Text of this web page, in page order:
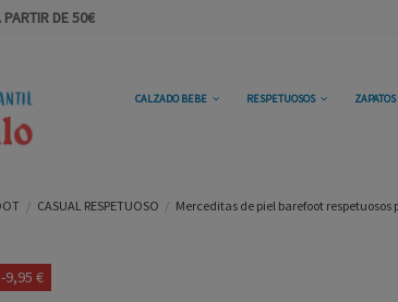
PARTIR DE 50€
CALZADO BEBE RESPETUOSOS
CASUAL RESPETUOSO Merceditas de piel barefoot
-9,95 €